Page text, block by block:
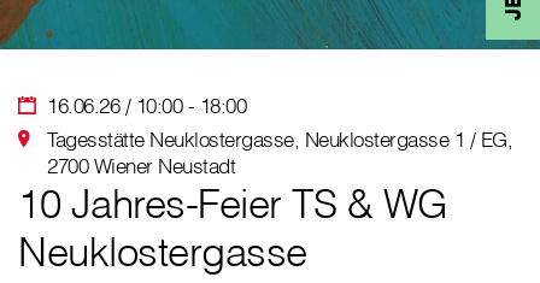
16.06.26 / 10:00 - 18:00
Tagesstätte Neuklostergasse, Neuklostergasse 1 / EG,
2700 Wiener Neustadt
10 Jahres-Feier TS & WG
Neuklostergasse